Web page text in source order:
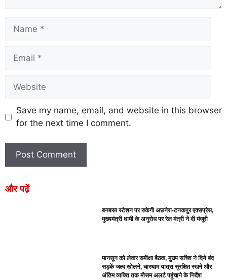
Save my name, email, and website in this browser
for the next time I comment.
और पढ़ें
बनबसा स्टेशन पर रुकेगी अछनेरा-टनकपुर एक्सप्रेस,
मुख्यमंत्री धामी के अनुरोध पर रेल मंत्री ने दी मंजूरी
मानसून को लेकर समीक्षा बैठक, मुख्य सचिव ने दिये बंद
सड़कें जल्द खोलने, चारधाम यात्रा सुरक्षित रखने और
अंतिम व्यक्ति तक मौसम अलर्ट पहुंचाने के निर्देश